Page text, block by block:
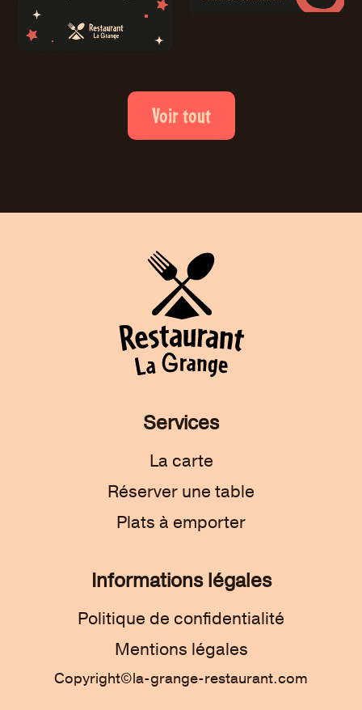
Voir tout
Services
La carte
Réserver une table
Plats à emporter
Informations légales
Politique de confidentialité
Mentions légales
Copyright©la-grange-restaurant.com